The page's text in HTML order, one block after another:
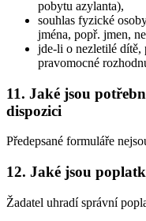
pobytu azylanta),
souhlas fyzické
jména, popř. jmen,
jde-li o nezletilé dítě,
pravomocné
11. Jaké jsou
dispozici
Předepsané formuláře
12. Jaké jsou
Žadatel uhradí správní